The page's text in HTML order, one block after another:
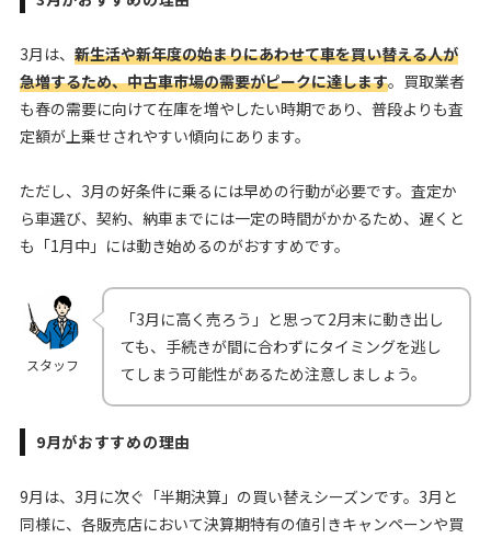
3月は、 新生活や新年度の始まりにあわせて車を買い替える人が
急増するため、中古車市場の需要がピークに達します。買取業者
も春の需要に向けて在庫を増やしたい時期であり、普段よりも査
定額が上乗せされやすい傾向にあります。
ただし、3月の好条件に乗るには早めの行動が必要です。査定か
ら車選び、契約、納車までには一定の時間がかかるため、遅くと
も「1月中」には動き始めるのがおすすめです。
スタッフ
「3月に高く売ろう」と思って2月末に動き出し
ても、手続きが間に合わずにタイミングを逃し
てしまう可能性があるため注意しましょう。
9月がおすすめの理由
9月は、3月に次ぐ「半期決算」の買い替えシーズンです。3月と
同様に、各販売店において決算期特有の値引きキャンペーンや買